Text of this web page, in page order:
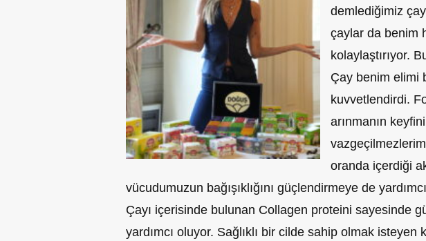
demlediğimiz
çaylar da benim
kolaylaştırıyor.
Çay benim elimi
kuvvetlendirdi.
arınmanın
oranda içerdiği
vücudumuzun bağışıklığını güçlendirmeye de
Çayı içerisinde bulunan Collagen proteini sayesinde
yardımcı oluyor. Sağlıklı bir cilde sahip olmak isteyen